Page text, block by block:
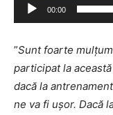
00:00
”Sunt foarte
participat la
dacă la
ne va fi ușor. Dacă